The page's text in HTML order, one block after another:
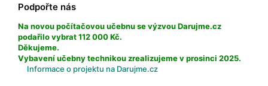
Podpořte nás
Na novou počítačovou učebnu se výzvou Darujme.cz
podařilo vybrat 112 000 Kč.
Děkujeme.
Vybavení učebny technikou zrealizujeme v prosinci 2025.
Informace o projektu na Darujme.cz